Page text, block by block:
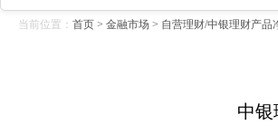
当前位置： 首页 > 金融市场 > 自营理财/中银理财产品
中银